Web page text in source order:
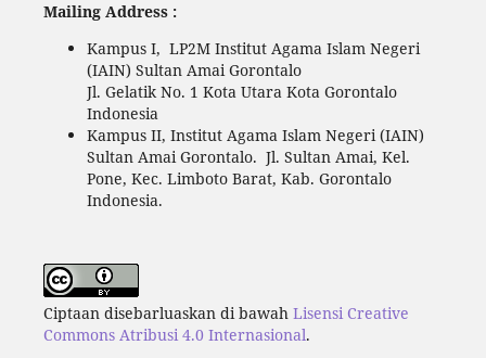
Mailing Address :
Kampus I, LP2M Institut Agama Islam Negeri
(IAIN) Sultan Amai Gorontalo
Jl. Gelatik No. 1 Kota Utara Kota Gorontalo
Indonesia
Kampus II, Institut Agama Islam Negeri (IAIN)
Sultan Amai Gorontalo. Jl. Sultan Amai, Kel.
Pone, Kec. Limboto Barat, Kab. Gorontalo
Indonesia.
Ciptaan disebarluaskan di bawah Lisensi Creative
Commons Atribusi 4.0 Internasional.